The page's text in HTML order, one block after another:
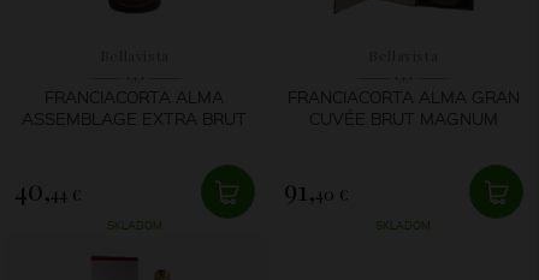
FRANCIACORTA ALMA
ASSEMBLAGE EXTRA BRUT
40,44 €
SKLADOM
FRANCIACORTA ALMA GRAN
CUVÉE BRUT MAGNUM
91,40 €
SKLADOM